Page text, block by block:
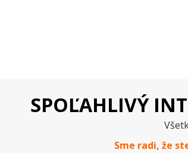
SPOĽAHLIVÝ
Sme radi, že